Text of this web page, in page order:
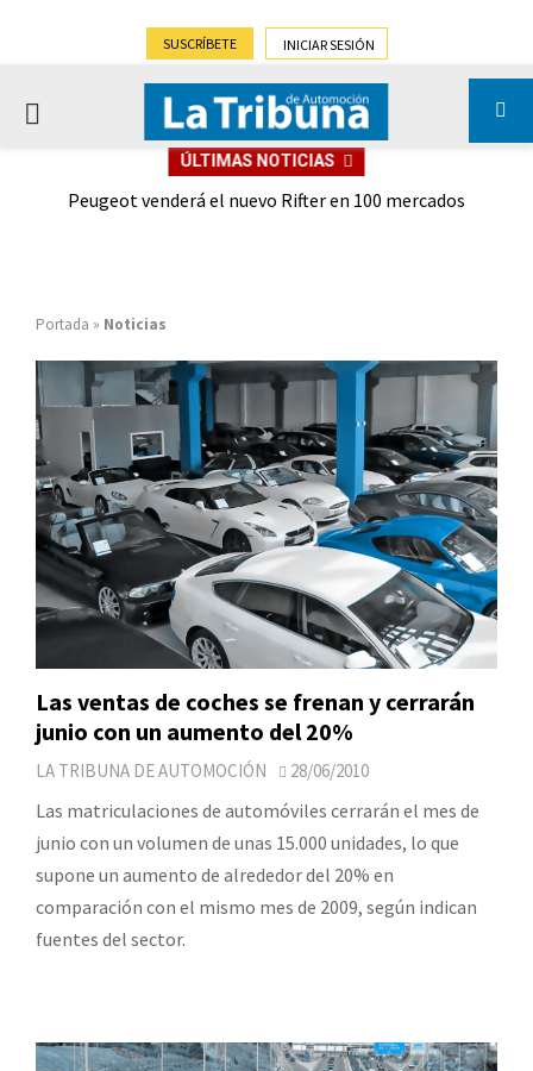
SUSCRÍBETE INICIAR SESIÓN
PRIMARY
ÚLTIMAS NOTICIAS
Peugeot venderá el nuevo Rifter en 100 mercados
Portada » Noticias
Las ventas de coches se frenan y cerrarán
junio con un aumento del 20%
LA TRIBUNA DE AUTOMOCIÓN 28/06/2010
Las matriculaciones de automóviles cerrarán el mes de
junio con un volumen de unas 15.000 unidades, lo que
supone un aumento de alrededor del 20% en
comparación con el mismo mes de 2009, según indican
fuentes del sector.